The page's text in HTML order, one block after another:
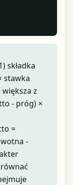
składka
stawka
z
- próg) ×
=
-